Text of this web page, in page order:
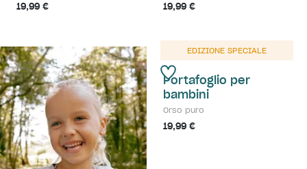
19,99 € 19,99 €
EDIZIONE SPECIALE
Portafoglio per
bambini
Orso puro
19,99 €